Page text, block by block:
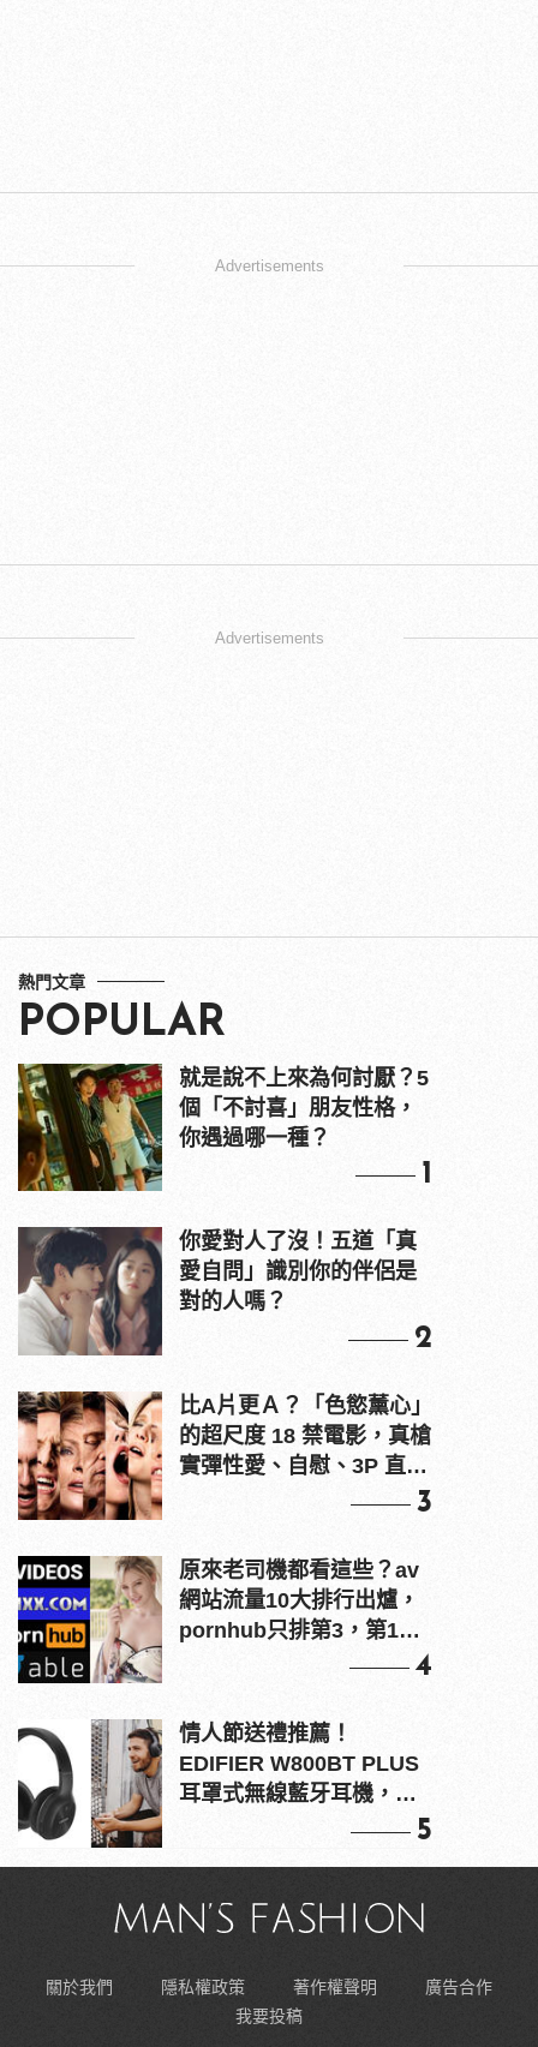
Advertisements
Advertisements
熱門文章
POPULAR
就是說不上來為何討厭？5
個「不討喜」朋友性格，
你遇過哪一種？
1
你愛對人了沒！五道「真
愛自問」識別你的伴侶是
對的人嗎？
2
比A片更Ａ？「色慾薰心」
的超尺度 18 禁電影，真槍
實彈性愛、自慰、3P 直接
3
原來老司機都看這些？av
網站流量10大排行出爐，
pornhub只排第3，第1名
4
情人節送禮推薦！
EDIFIER W800BT PLUS
耳罩式無線藍牙耳機，在
5
關於我們 隱私權政策 著作權聲明
廣告合作
我要投稿